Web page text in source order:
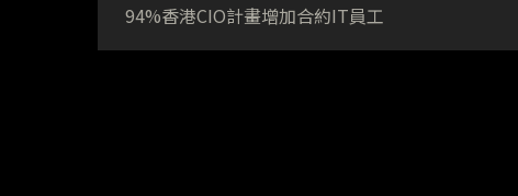
94%香港CIO計畫增加合約IT員工